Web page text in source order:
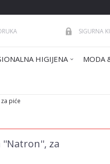
SIGURNA
HIGIJENA MODA
piće
''Natron'', za